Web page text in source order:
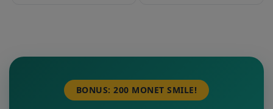
BONUS: 200 MONET SMILE!